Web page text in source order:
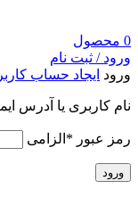
0 محصول
ورود / ثبت نام
ورود ایجاد حساب
نام کاربری یا آدرس
رمز عبور * الزامی
ورود